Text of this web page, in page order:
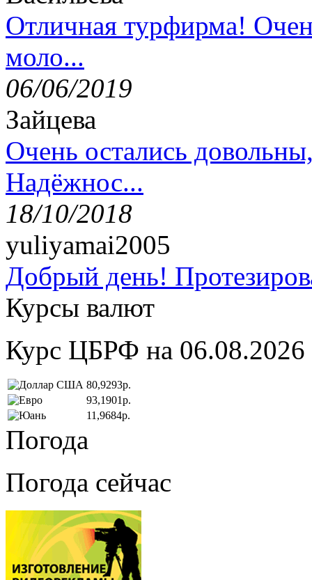
Отличная турфирма!
моло...
06/06/2019
Зайцева
Очень остались
Надёжнос...
18/10/2018
yuliyamai2005
Добрый день!
Курсы валют
Курс ЦБРФ на 06.08.2026
80,9293р.
93,1901р.
11,9684р.
Погода
Погода сейчас